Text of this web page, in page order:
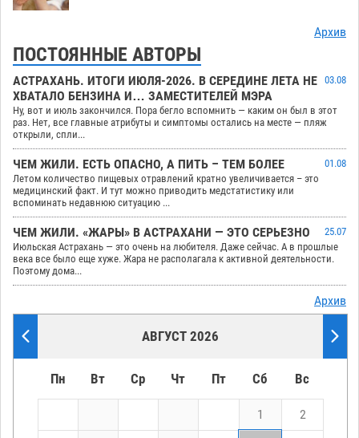
Архив
ПОСТОЯННЫЕ АВТОРЫ
АСТРАХАНЬ. ИТОГИ ИЮЛЯ-2026. В СЕРЕДИНЕ ЛЕТА НЕ
ХВАТАЛО БЕНЗИНА И… ЗАМЕСТИТЕЛЕЙ МЭРА
03.08
Ну, вот и июль закончился. Пора бегло вспомнить — каким он был в этот
раз. Нет, все главные атрибуты и симптомы остались на месте — пляж
открыли, спли...
ЧЕМ ЖИЛИ. ЕСТЬ ОПАСНО, А ПИТЬ – ТЕМ БОЛЕЕ
01.08
Летом количество пищевых отравлений кратно увеличивается – это
медицинский факт. И тут можно приводить медстатистику или
вспоминать недавнюю ситуацию ...
ЧЕМ ЖИЛИ. «ЖАРЫ» В АСТРАХАНИ — ЭТО СЕРЬЕЗНО
25.07
Июльская Астрахань — это очень на любителя. Даже сейчас. А в прошлые
века все было еще хуже. Жара не располагала к активной деятельности.
Поэтому дома...
Архив
АВГУСТ 2026
Пн Вт Ср Чт Пт Сб Вс
1 2